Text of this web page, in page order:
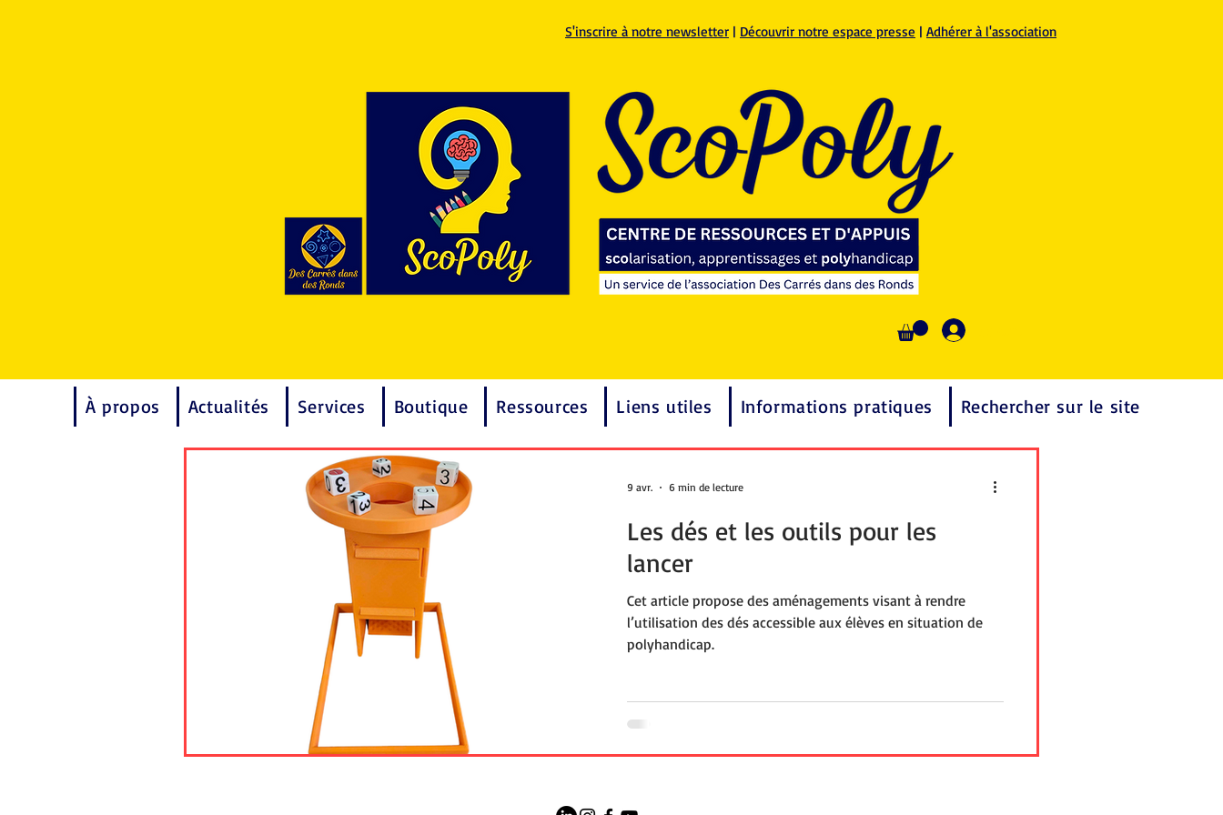
S'inscrire à notre newsletter | Découvrir notre espace presse | Adhérer à l'association
À propos Actualités Services Boutique Ressources Liens utiles Informations pratiques Rechercher sur le site
Les dés et les outils pour les
lancer
Cet article propose des aménagements visant à rendre
l’utilisation des dés accessible aux élèves en situation de
polyhandicap.
9 avr. 6 min de lecture